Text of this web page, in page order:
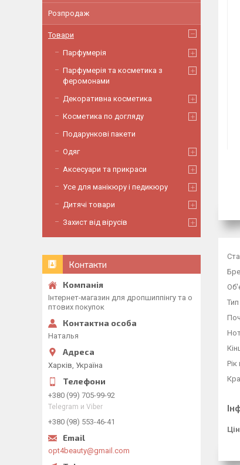
Рік
Розпродаж
Товари
Парфумерія
Парфумерія та косметика з
феромонами
Декоративна косметика
Косметика по догляду
Подарункові пакети
Одяг
Аксесуари та прикраси
Усе для манікюру і педикюру
Дитячі товари
Захист від вірусів
Контакти
Інтернет-магазин для дропшиппінгу та о
птових покупок
Наталья
Харків, Україна
+380 (99) 705-99-92
Telegram и Viber
+380 (98) 553-46-41
opt4beauty@gmail.com